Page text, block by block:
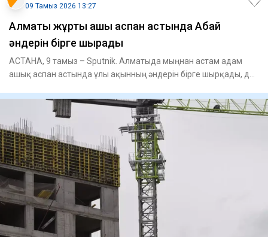
09 Тамыз 2026 13:27
Алматы жұрты ашық аспан астында Абай
әндерін бірге шырқады
АСТАНА, 9 тамыз – Sputnik. Алматыда мыңнан астам адам
ашық аспан астында ұлы ақынның әндерін бірге шырқады, деп